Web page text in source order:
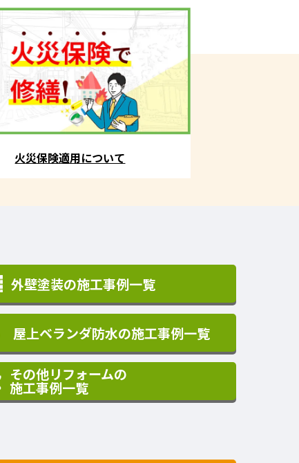
火災保険適用について
外壁塗装の施工事例一覧
屋上ベランダ防水の施工事例一覧
その他リフォームの
施工事例一覧